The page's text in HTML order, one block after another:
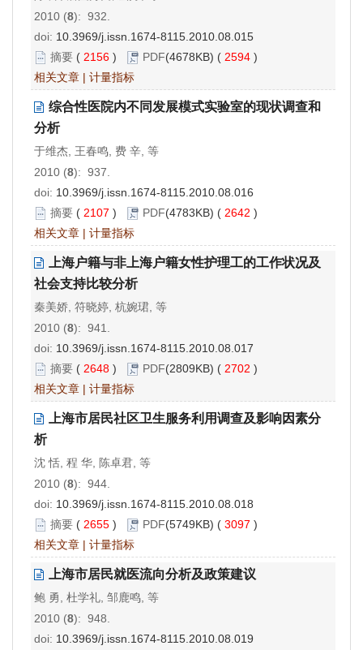
2010 (8): 932.
doi: 10.3969/j.issn.1674-8115.2010.08.015
摘要 ( 2156 ) PDF(4678KB) ( 2594 )
相关文章 | 计量指标
综合性医院内不同发展模式实验室的现状调查和
分析
于维杰, 王春鸣, 费 辛, 等
2010 (8): 937.
doi: 10.3969/j.issn.1674-8115.2010.08.016
摘要 ( 2107 ) PDF(4783KB) ( 2642 )
相关文章 | 计量指标
上海户籍与非上海户籍女性护理工的工作状况及
社会支持比较分析
秦美娇, 符晓婷, 杭婉珺, 等
2010 (8): 941.
doi: 10.3969/j.issn.1674-8115.2010.08.017
摘要 ( 2648 ) PDF(2809KB) ( 2702 )
相关文章 | 计量指标
上海市居民社区卫生服务利用调查及影响因素分
析
沈 恬, 程 华, 陈卓君, 等
2010 (8): 944.
doi: 10.3969/j.issn.1674-8115.2010.08.018
摘要 ( 2655 ) PDF(5749KB) ( 3097 )
相关文章 | 计量指标
上海市居民就医流向分析及政策建议
鲍 勇, 杜学礼, 邹鹿鸣, 等
2010 (8): 948.
doi: 10.3969/j.issn.1674-8115.2010.08.019